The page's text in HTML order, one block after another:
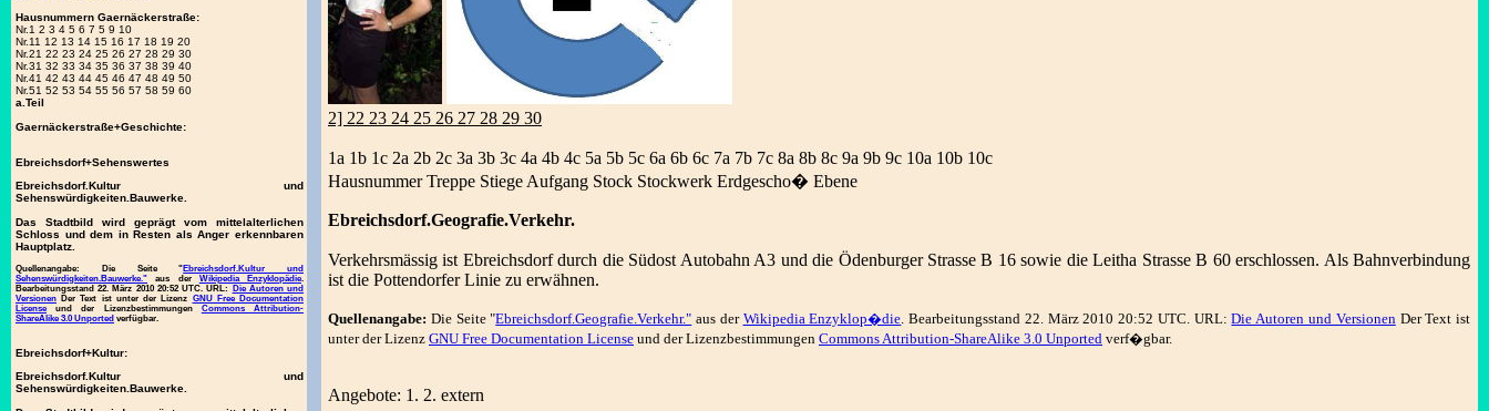
Hausnummern Gaernäckerstraße:
Nr.1 2 3 4 5 6 7 5 9 10
Nr.11 12 13 14 15 16 17 18 19 20
Nr.21 22 23 24 25 26 27 28 29 30
Nr.31 32 33 34 35 36 37 38 39 40
Nr.41 42 43 44 45 46 47 48 49 50
Nr.51 52 53 54 55 56 57 58 59 60
a.Teil
Gaernäckerstraße+Geschichte:
Ebreichsdorf+Sehenswertes
Ebreichsdorf.Kultur und
Sehenswürdigkeiten.Bauwerke.
Das Stadtbild wird geprägt vom mittelalterlichen
Schloss und dem in Resten als Anger erkennbaren
Hauptplatz.
Quellenangabe: Die Seite "Ebreichsdorf.Kultur und
Sehenswürdigkeiten.Bauwerke." aus der Wikipedia Enzyklopädie.
Bearbeitungsstand 22. März 2010 20:52 UTC. URL:
Die Autoren und
Versionen Der Text ist unter der Lizenz GNU Free Documentation
Licenseund der Lizenzbestimmungen Commons Attribution-
ShareAlike 3.0 Unported verfügbar.
Ebreichsdorf+Kultur:
Ebreichsdorf.Kultur und
Sehenswürdigkeiten.Bauwerke.
2] 22 23 24 25 26 27 28 29 30
1a 1b 1c 2a 2b 2c 3a 3b 3c 4a 4b 4c 5a 5b 5c 6a 6b 6c 7a 7b 7c 8a 8b 8c 9a 9b 9c 10a 10b 10c
Hausnummer Treppe Stiege Aufgang Stock Stockwerk Erdgescho� Ebene
Ebreichsdorf.Geografie.Verkehr.
Verkehrsmässig ist Ebreichsdorf durch die Südost Autobahn A3 und die Ödenburger Strasse B 16 sowie die Leitha Strasse B 60 erschlossen. Als Bahnverbindung
ist die Pottendorfer Linie zu erwähnen.
Quellenangabe: Die Seite "Ebreichsdorf.Geografie.Verkehr." aus der Wikipedia Enzyklop�die. Bearbeitungsstand 22. März 2010 20:52 UTC. URL:Die Autoren und VersionenDer Text ist
unter der Lizenz GNU Free Documentation License und der Lizenzbestimmungen Commons Attribution-ShareAlike 3.0 Unported verf�gbar.
Angebote: 1. 2. extern